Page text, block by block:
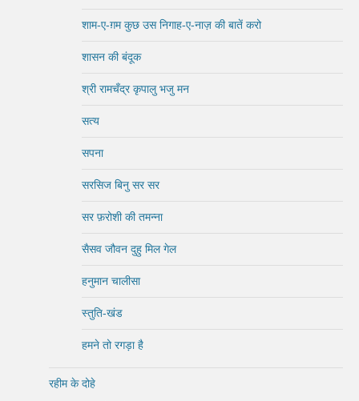
शाम-ए-ग़म कुछ उस निगाह-ए-नाज़ की बातें करो
शासन की बंदूक
श्री रामचँद्र कृपालु भजु मन
सत्य
सपना
सरसिज बिनु सर सर
सर फ़रोशी की तमन्ना
सैसव जौवन दुहु मिल गेल
हनुमान चालीसा
स्तुति-खंड
हमने तो रगड़ा है
रहीम के दोहे